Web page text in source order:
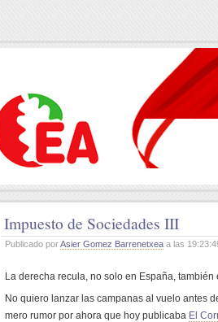
Impuesto de Sociedades III
Publicado porAsier Gomez Barrenetxea a las
La derecha recula, no solo en España, también
No quiero lanzar las campanas al vuelo antes
mero rumor por ahora que hoy publicaba El